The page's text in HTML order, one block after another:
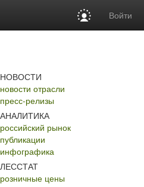
Войти
НОВОСТИ
новости отрасли
пресс-релизы
АНАЛИТИКА
российский рынок
публикации
инфографика
ЛЕССТАТ
розничные цены